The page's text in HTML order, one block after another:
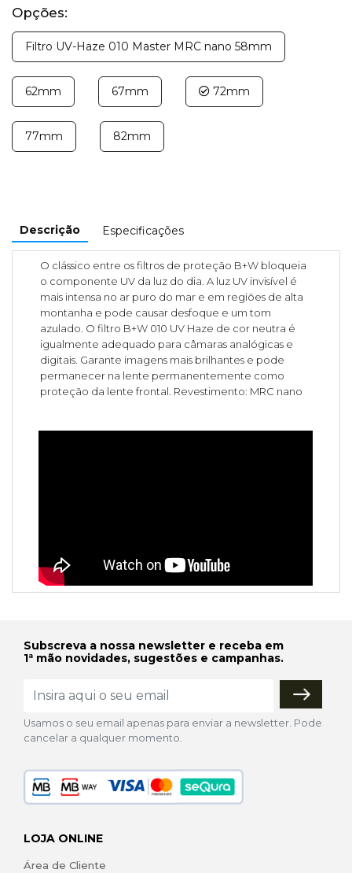
Opções:
Filtro UV-Haze 010 Master MRC nano 58mm
62mm 67mm 72mm
77mm 82mm
Descrição Especificações
O clássico entre os filtros de proteção B+W bloqueia
o componente UV da luz do dia. A luz UV invisível é
mais intensa no ar puro do mar e em regiões de alta
montanha e pode causar desfoque e um tom
azulado. O filtro B+W 010 UV Haze de cor neutra é
igualmente adequado para câmaras analógicas e
digitais. Garante imagens mais brilhantes e pode
permanecer na lente permanentemente como
proteção da lente frontal. Revestimento: MRC nano
Subscreva a nossa newsletter e receba em
1ª mão novidades, sugestões e campanhas.
Usamos o seu email apenas para enviar a newsletter. Pode
cancelar a qualquer momento.
LOJA ONLINE
Área de Cliente